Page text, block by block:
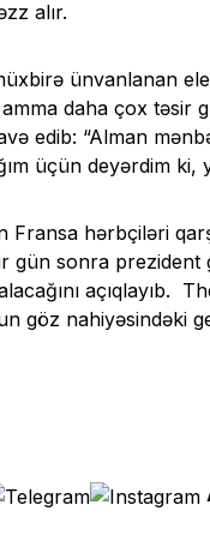
alır.
ünvanlanan
daha çox təsir
edib: “Alman
üçün deyərdim ki,
hərbçiləri
gün sonra
açıqlayıb.
göz nahiyəsindəki